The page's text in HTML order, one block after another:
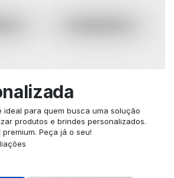
ideal para quem busca uma solução
produtos e brindes personalizados.
Peça já o seu!